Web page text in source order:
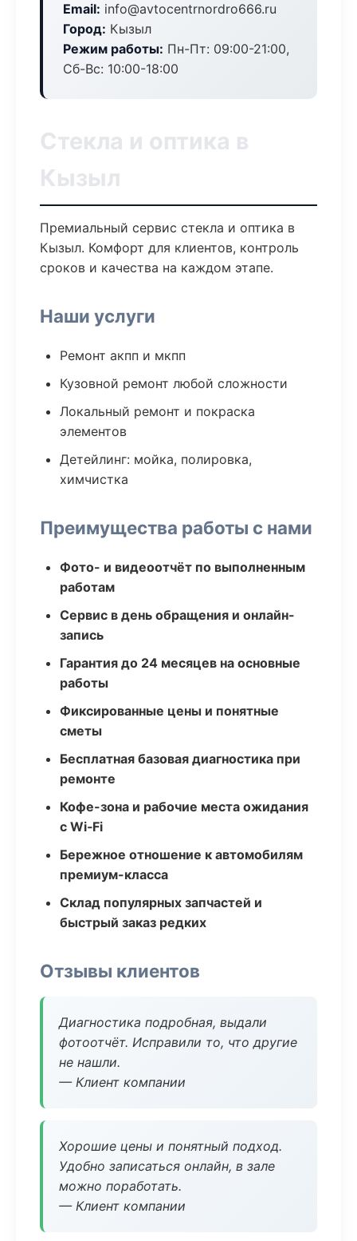
Email: info@avtocentrnordro666.ru
Город: Кызыл
Режим работы: Пн-Пт: 09:00-21:00,
Сб-Вс: 10:00-18:00
Стекла и оптика в
Кызыл
Премиальный сервис стекла и оптика в
Кызыл. Комфорт для клиентов, контроль
сроков и качества на каждом этапе.
Наши услуги
Ремонт акпп и мкпп
Кузовной ремонт любой сложности
Локальный ремонт и покраска
элементов
Детейлинг: мойка, полировка,
химчистка
Преимущества работы с нами
Фото- и видеоотчёт по выполненным
работам
Сервис в день обращения и онлайн-
запись
Гарантия до 24 месяцев на основные
работы
Фиксированные цены и понятные
сметы
Бесплатная базовая диагностика при
ремонте
Кофе-зона и рабочие места ожидания
с Wi‑Fi
Бережное отношение к автомобилям
премиум-класса
Склад популярных запчастей и
быстрый заказ редких
Отзывы клиентов
Диагностика подробная, выдали
фотоотчёт. Исправили то, что другие
не нашли.
— Клиент компании
Хорошие цены и понятный подход.
Удобно записаться онлайн, в зале
можно поработать.
— Клиент компании